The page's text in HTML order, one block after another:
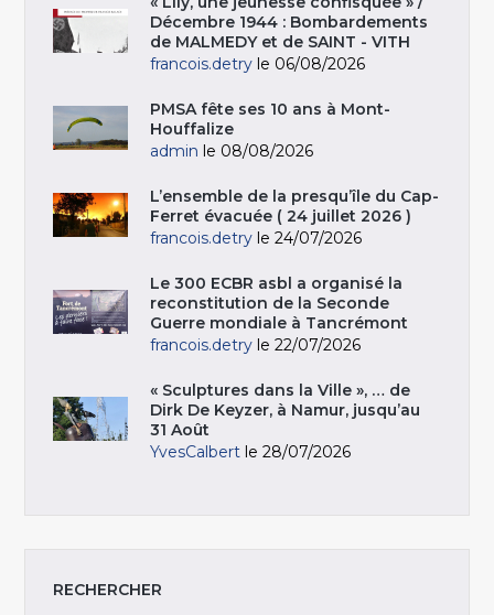
Décembre 1944 : Bombardements
de MALMEDY et de SAINT - VITH
francois.detry le 06/08/2026
PMSA fête ses 10 ans à Mont-
Houffalize
admin le 08/08/2026
L’ensemble de la presqu’île du Cap-
Ferret évacuée ( 24 juillet 2026 )
francois.detry le 24/07/2026
Le 300 ECBR asbl a organisé la
reconstitution de la Seconde
Guerre mondiale à Tancrémont
francois.detry le 22/07/2026
« Sculptures dans la Ville », … de
Dirk De Keyzer, à Namur, jusqu’au
31 Août
YvesCalbert le 28/07/2026
RECHERCHER